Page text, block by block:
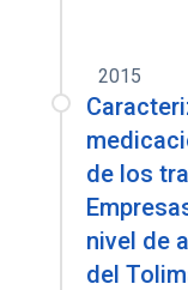
2015
de los
nivel de
del